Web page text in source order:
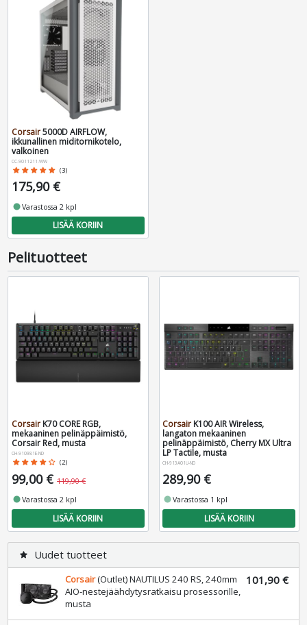
Corsair5000D AIRFLOW,
ikkunallinen miditornikotelo,
valkoinen
CC-9011211-WW
star star star star star (3)
175,90 €
fiber_manual_recordVarastossa 2 kpl
LISÄÄ KORIIN
Pelituotteet
Corsair K70 CORE RGB,
mekaaninen pelinäppäimistö,
Corsair Red, musta
CH-910981E-ND
star star star star star_border (2)
99,00 € 119,90 €
fiber_manual_recordVarastossa 2 kpl
LISÄÄ KORIIN
Corsair K100 AIR Wireless,
langaton mekaaninen
pelinäppäimistö, Cherry MX Ultra
LP Tactile, musta
CH-913A01U-ND
289,90 €
fiber_manual_recordVarastossa 1 kpl
LISÄÄ KORIIN
star Uudet tuotteet
Corsair(Outlet) NAUTILUS 240 RS, 240mm
AIO-nestejäähdytysratkaisu prosessorille,
musta
101,90 €